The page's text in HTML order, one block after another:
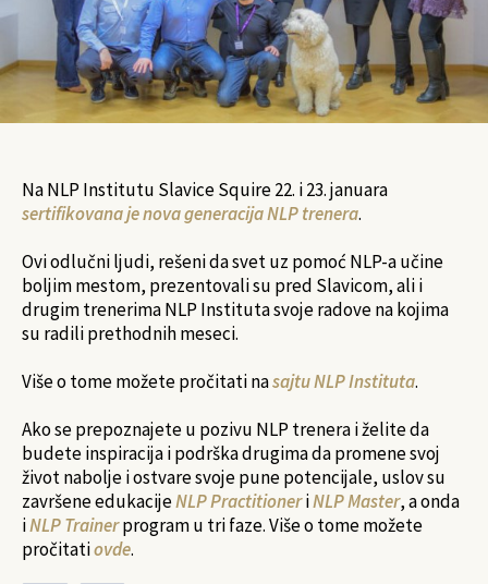
Na NLP Institutu Slavice Squire 22. i 23. januara
sertifikovana je nova generacija NLP trenera.
Ovi odlučni ljudi, rešeni da svet uz pomoć NLP-a učine
boljim mestom, prezentovali su pred Slavicom, ali i
drugim trenerima NLP Instituta svoje radove na kojima
su radili prethodnih meseci.
Više o tome možete pročitati nasajtu NLP Instituta.
Ako se prepoznajete u pozivu NLP trenera i želite da
budete inspiracija i podrška drugima da promene svoj
život nabolje i ostvare svoje pune potencijale, uslov su
završene edukacijeNLP PractitioneriNLP Master, a onda
iNLP Trainerprogram u tri faze. Više o tome možete
pročitatiovde.